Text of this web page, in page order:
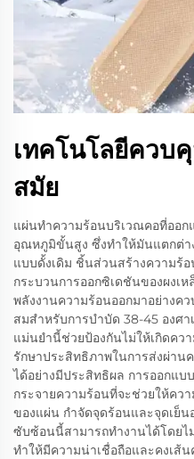
เทคโนโลยีคว
สมัย
แผ่นทำความร้อนบริเวณคอที่ออ
อุณหภูมิขั้นสูง ซึ่งทำให้มันแตกต่า
แบบดั้งเดิม ชิ้นส่วนสร้างความร้
กระบวนการออกซิเดชันของผงเ
พลังงานความร้อนออกมาอย่างค
สมสำหรับการบำบัด 38-45 องศ
แม่นยำนี้ช่วยป้องกันไม่ให้เกิดคว
รักษาประสิทธิภาพในการส่งผ่าน
ได้อย่างมีประสิทธิผล การออกแ
กระจายความร้อนที่จะช่วยให้คว
ของแผ่น กำจัดจุดร้อนและจุดเย็
ซับซ้อนนี้สามารถทำงานได้โดยไ
ทำให้มีความน่าเชื่อถือและคงเส้